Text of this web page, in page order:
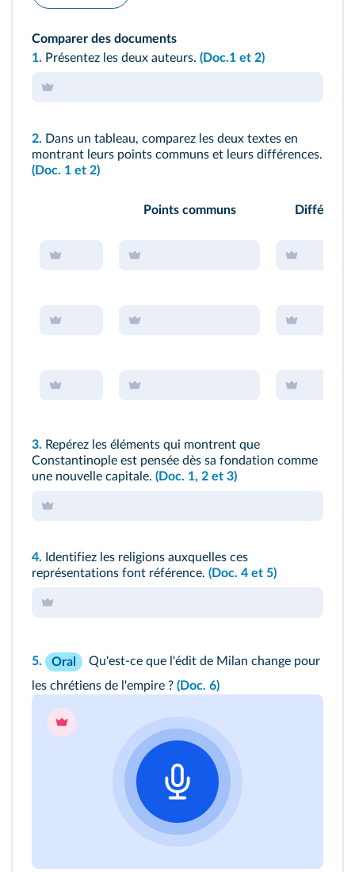
Comparer des documents
1. Présentez les deux auteurs. (Doc.1 et 2)
2. Dans un tableau, comparez les deux textes en
montrant leurs points communs et leurs différences.
(Doc. 1 et 2)
Points communs
3. Repérez les éléments qui montrent que
Constantinople est pensée dès sa fondation comme
une nouvelle capitale. (Doc. 1, 2 et 3)
4. Identifiez les religions auxquelles ces
représentations font référence. (Doc. 4 et 5)
5. Oral
Qu'est-ce que l'édit de Milan change pour
les chrétiens de l'empire ? (Doc. 6)